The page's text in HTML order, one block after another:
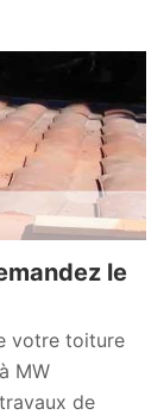
le
votre toiture
MW
de